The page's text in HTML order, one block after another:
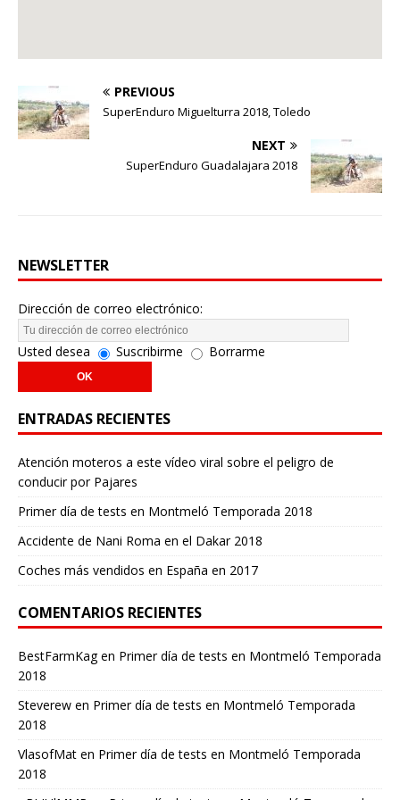
PREVIOUS
SuperEnduro Miguelturra 2018, Toledo
NEXT
SuperEnduro Guadalajara 2018
NEWSLETTER
Dirección de correo electrónico:
Usted desea Suscribirme Borrarme
ENTRADAS RECIENTES
Atención moteros a este vídeo viral sobre el peligro de
conducir por Pajares
Primer día de tests en Montmeló Temporada 2018
Accidente de Nani Roma en el Dakar 2018
Coches más vendidos en España en 2017
COMENTARIOS RECIENTES
BestFarmKagen Primer día de tests en Montmeló Temporada
2018
Steverew en Primer día de tests en Montmeló Temporada
2018
VlasofMat en Primer día de tests en Montmeló Temporada
2018